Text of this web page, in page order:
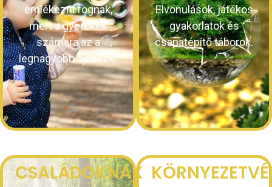
emlékezni fognak,
mert a gyerekek
számára az a
legnagyobb ajándék.
Elvonulások, játékos
gyakorlatok és
csapatépítő táborok.
CSALÁDOKNAK